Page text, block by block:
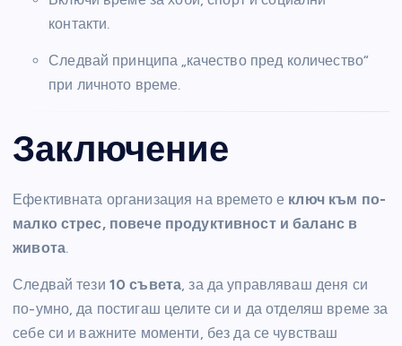
контакти.
Следвай принципа „качество пред количество“
при личното време.
Заключение
Ефективната организация на времето е ключ към по-
малко стрес, повече продуктивност и баланс в
живота.
Следвай тези 10 съвета, за да управляваш деня си
по-умно, да постигаш целите си и да отделяш време за
себе си и важните моменти, без да се чувстваш